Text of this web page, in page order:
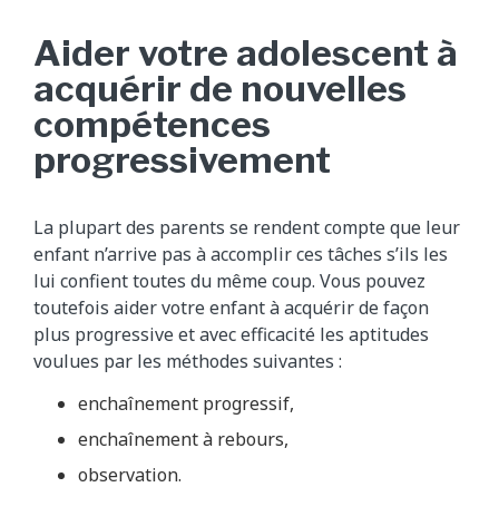
Aider votre adolescent à
acquérir de nouvelles
compétences
progressivement
La plupart des parents se rendent compte que leur
enfant n’arrive pas à accomplir ces tâches s’ils les
lui confient toutes du même coup. Vous pouvez
toutefois aider votre enfant à acquérir de façon
plus progressive et avec efficacité les aptitudes
voulues par les méthodes suivantes :
enchaînement progressif,
enchaînement à rebours,
observation.